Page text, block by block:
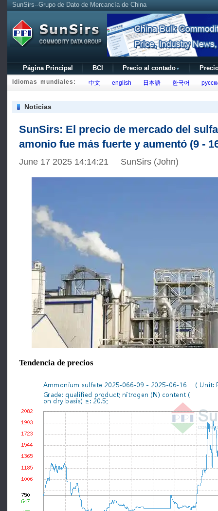
SunSirs--Grupo de Dato de Mercancía de China
Página Principal BCI Precio al contado ▼
Idiomas mundiales: 中文 english 日本語 한국어
Noticias
SunSirs: El precio de mercado del
amonio fue más fuerte y aumentó (9 -
June 17 2025 14:14:21 SunSirs (John)
Tendencia de precios